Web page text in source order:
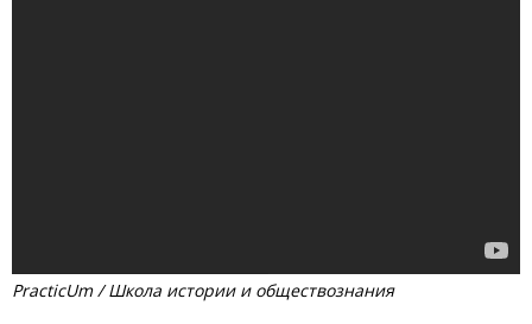
PracticUm / Школа истории и обществознания